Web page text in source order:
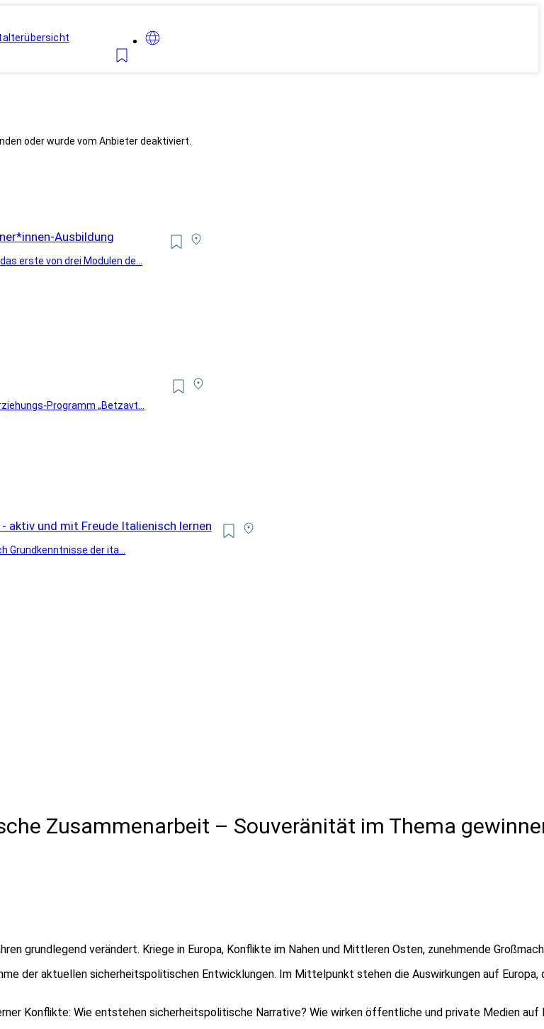
oder wurde vom Anbieter deaktiviert.
Ausbildung
erste von drei Modulen de...
Programm „Betzavt...
aktiv und mit Freude Italienisch lernen
Grundkenntnisse der ita...
Zusammenarbeit – Souveränität im Thema
grundlegend verändert. Kriege in Europa, Konflikte im Nahen und Mittleren Osten, zunehmende
der aktuellen sicherheitspolitischen Entwicklungen. Im Mittelpunkt stehen die Auswirkungen auf
Konflikte: Wie entstehen sicherheitspolitische Narrative? Wie wirken öffentliche und private Medien